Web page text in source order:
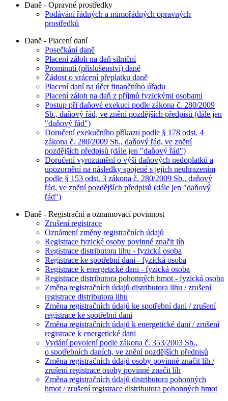
Daně - Opravné prostředky
Podávání řádných a mimořádných opravných
prostředků
Daně - Placení daní
Posečkání daně
Placení záloh na daň silniční
Prominutí (příslušenství) daně
Žádost o vrácení přeplatku daně
Placení daní na účet finančního úřadu
Placení záloh na daň z příjmů fyzickými osobami
Postup při daňové exekuci podle zákona č. 280/2009
Sb., daňový řád, ve znění pozdějších předpisů (dále jen
"daňový řád")
Doručení exekučního příkazu podle § 178 odst. 4
zákona č. 280/2009 Sb., daňový řád, ve znění
pozdějších předpisů (dále jen "daňový řád")
Doručení vyrozumění o výši daňových nedoplatků a
upozornění na následky spojené s jejich neuhrazením
podle § 153 odst. 3 zákona č. 280/2009 Sb., daňový
řád, ve znění pozdějších předpisů (dále jen "daňový
řád")
Daně - Registrační a oznamovací povinnost
Zrušení registrace
Oznámení změny registračních údajů
Registrace fyzické osoby povinné značit líh
Registrace distributora lihu - fyzická osoba
Registrace ke spotřební dani - fyzická osoba
Registrace k energetické dani - fyzická osoba
Registrace distributora pohonných hmot - fyzická osoba
Změna registračních údajů distributora lihu / zrušení
registrace distributora lihu
Změna registračních údajů ke spotřební dani / zrušení
registrace ke spotřební dani
Změna registračních údajů k energetické dani / zrušení
registrace k energetické dani
Vydání povolení podle zákona č. 353/2003 Sb.,
o spotřebních daních, ve znění pozdějších předpisů
Změna registračních údajů osoby povinné značit líh /
zrušení registrace osoby povinné značit líh
Změna registračních údajů distributora pohonných
hmot / zrušení registrace distributora pohonných hmot